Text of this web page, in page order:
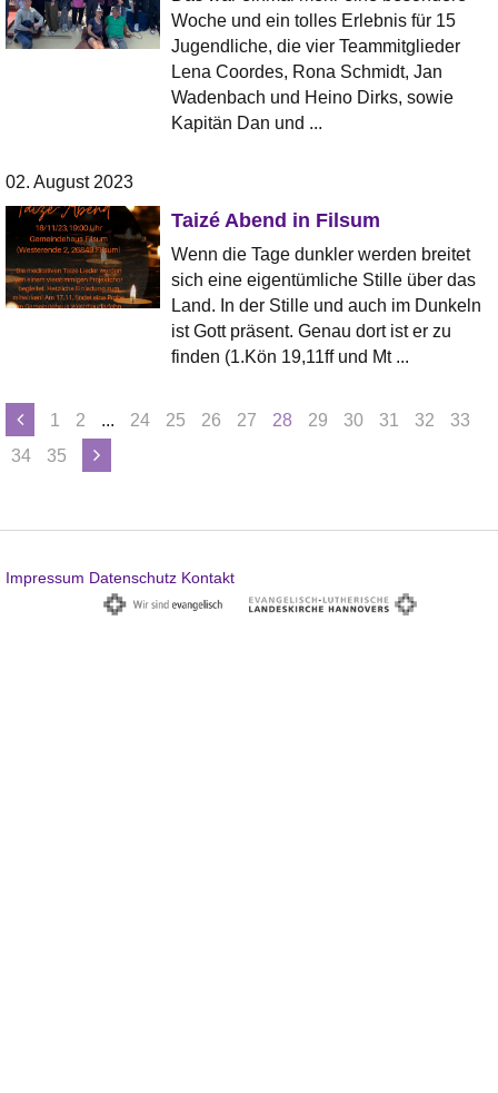
Woche und ein tolles Erlebnis für 15
Jugendliche, die vier Teammitglieder
Lena Coordes, Rona Schmidt, Jan
Wadenbach und Heino Dirks, sowie
Kapitän Dan und ...
02. August 2023
Taizé Abend in Filsum
Wenn die Tage dunkler werden breitet
sich eine eigentümliche Stille über das
Land. In der Stille und auch im Dunkeln
ist Gott präsent. Genau dort ist er zu
finden (1.Kön 19,11ff und Mt ...
1 2 ... 24 25 26 27 28 29 30 31 32
33
34
35
Impressum Datenschutz Kontakt